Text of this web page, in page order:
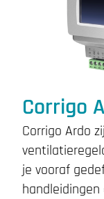
Corrigo
Corrigo Ardo
je vooraf
handleidingen